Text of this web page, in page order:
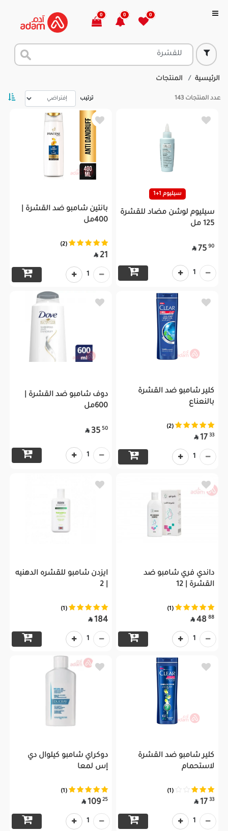
0
0
0
الرئيسية المنتجات
عدد المنتجات 143 ترتيب
سيليوم 1+1
سيليوم لوشن مضاد للقشرة
125 مل
90
75

1
بانتين شامبو ضد القشرة |
400مل
(2)
21

1
كلير شامبو ضد القشرة
بالنعناع
(2)
33
17

1
دوف شامبو ضد القشرة |
600مل
50
35

1
داندي فري شامبو ضد
القشرة | 12
(1)
88
48

1
ايزدن شامبو للقشره الدهنيه
(1)
184

1
كلير شامبو ضد القشرة
لاستحمام
(1)
33
17

1
دوكراي شامبو كيلوال دي
إس لمعا
(1)
25
109

1